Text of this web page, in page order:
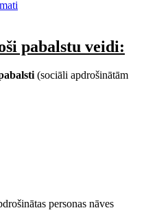
pabalstu veidi:
(sociāli apdrošinātām
personas nāves